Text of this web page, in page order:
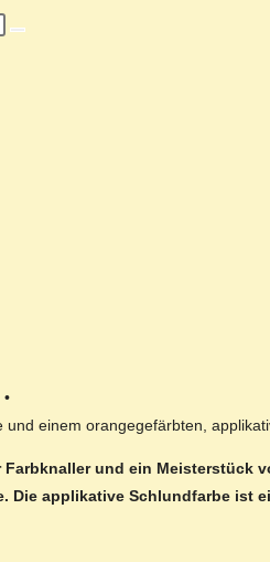
einem orangegefärbten,
Farbknaller und ein
Die applikative Schlundfarbe ist